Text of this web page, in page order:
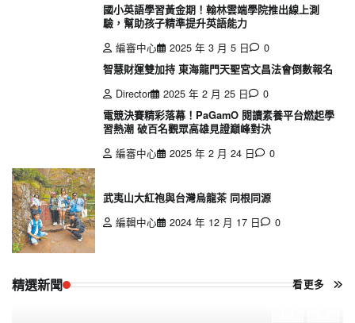
國小英語學習黃金期！翰林雲端學院推出線上測
驗，幫助孩子精準提升英語能力
編審中心
2025 年 3 月 5 日
0
智慧財運雙加持 東海龍門天聖宮文昌法會倒數報名
Director
2025 年 2 月 25 日
0
電競決賽精彩落幕！PaGamO 閱讀素養平台燃起學
習熱潮 破百名觀眾高雄見證巔峰對決
編審中心
2025 年 2 月 24 日 0
武夷山大紅袍與台灣烏龍茶 同根同源
編輯中心
2024 年 12 月 17 日 0
精選新聞 看更多